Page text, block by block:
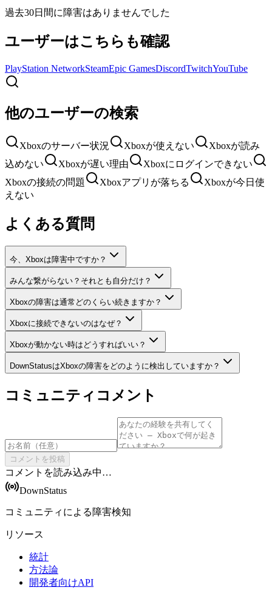
過去30日間に障害はありませんでした
ユーザーはこちらも確認
PlayStation NetworkSteamEpic GamesDiscordTwitchYouTube
他のユーザーの検索
Xboxのサーバー状況 Xboxが使えない
Xboxが読み
込めない
Xboxが遅い理由
Xboxにログインできない
Xboxの接続の問題
Xboxアプリが落ちる
Xboxが今日使
えない
よくある質問
今、Xboxは障害中ですか？
みんな繋がらない？それとも自分だけ？
Xboxの障害は通常どのくらい続きますか？
Xboxに接続できないのはなぜ？
Xboxが動かない時はどうすればいい？
DownStatusはXboxの障害をどのように検出していますか？
コミュニティコメント
コメントを投稿
コメントを読み込み中…
DownStatus
コミュニティによる障害検知
リソース
統計
方法論
開発者向けAPI